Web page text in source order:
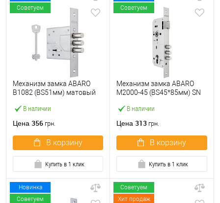
Советуем
В наличии
Механизм замка ABARO
B1082 (BS51мм) матовый
Цена 356 грн.
В корзину
Купить в 1 клик
Советуем
В наличии
Механизм замка ABARO
M2000-45 (BS45*85мм) SN
Цена 313 грн.
В корзину
Купить в 1 клик
Новинка
Советуем
Советуем
Хит продаж